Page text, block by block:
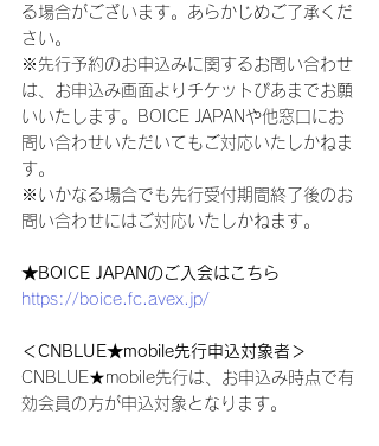
る場合がございます。あらかじめご了承くだ
さい。
※先行予約のお申込みに関するお問い合わせ
は、お申込み画面よりチケットぴあまでお願
いいたします。BOICE JAPANや他窓口にお
問い合わせいただいてもご対応いたしかねま
す。
※いかなる場合でも先行受付期間終了後のお
問い合わせにはご対応いたしかねます。
★BOICE JAPANのご入会はこちら
https://boice.fc.avex.jp/
＜CNBLUE★mobile先行申込対象者＞
CNBLUE★mobile先行は、お申込み時点で有
効会員の方が申込対象となります。